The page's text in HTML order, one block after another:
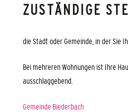
ZUSTÄNDIGE
die Stadt oder Gemeinde, in der Sie
Bei mehreren Wohnungen ist Ihre
ausschlaggebend.
Gemeinde Biederbach